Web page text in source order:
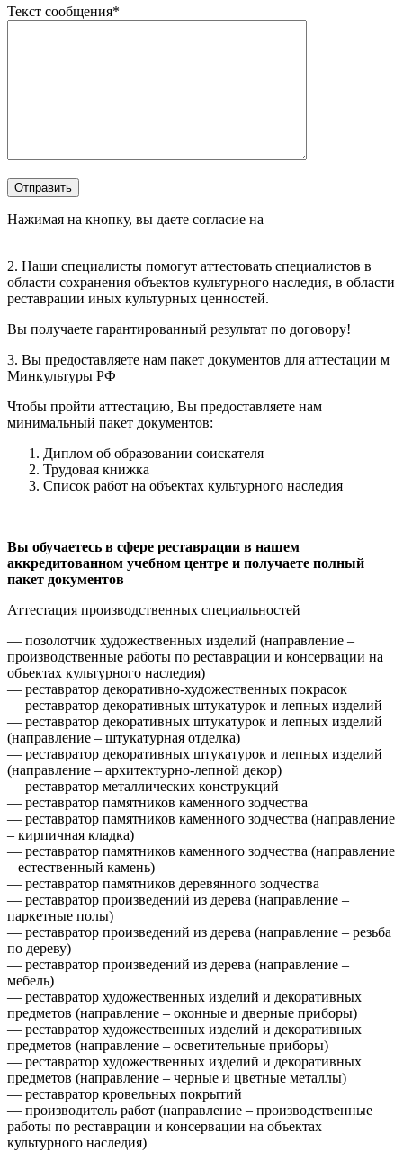
Текст сообщения*
Оставьте это поле пустым.
Отправить
Нажимая на кнопку, вы даете согласие на
2. Наши специалисты помогут аттестовать специалистов в
области сохранения объектов культурного наследия, в области
реставрации иных культурных ценностей.
Вы получаете гарантированный результат по договору!
3. Вы предоставляете нам пакет документов для аттестации м
Минкультуры РФ
Чтобы пройти аттестацию, Вы предоставляете нам
минимальный пакет документов:
Диплом об образовании соискателя
Трудовая книжка
Список работ на объектах культурного наследия
Вы обучаетесь в сфере реставрации в нашем
аккредитованном учебном центре и получаете полный
пакет документов
Аттестация производственных специальностей
— позолотчик художественных изделий (направление –
производственные работы по реставрации и консервации на
объектах культурного наследия)
— реставратор декоративно-художественных покрасок
— реставратор декоративных штукатурок и лепных изделий
— реставратор декоративных штукатурок и лепных изделий
(направление – штукатурная отделка)
— реставратор декоративных штукатурок и лепных изделий
(направление – архитектурно-лепной декор)
— реставратор металлических конструкций
— реставратор памятников каменного зодчества
— реставратор памятников каменного зодчества (направление
– кирпичная кладка)
— реставратор памятников каменного зодчества (направление
– естественный камень)
— реставратор памятников деревянного зодчества
— реставратор произведений из дерева (направление –
паркетные полы)
— реставратор произведений из дерева (направление – резьба
по дереву)
— реставратор произведений из дерева (направление –
мебель)
— реставратор художественных изделий и декоративных
предметов (направление – оконные и дверные приборы)
— реставратор художественных изделий и декоративных
предметов (направление – осветительные приборы)
— реставратор художественных изделий и декоративных
предметов (направление – черные и цветные металлы)
— реставратор кровельных покрытий
— производитель работ (направление – производственные
работы по реставрации и консервации на объектах
культурного наследия)